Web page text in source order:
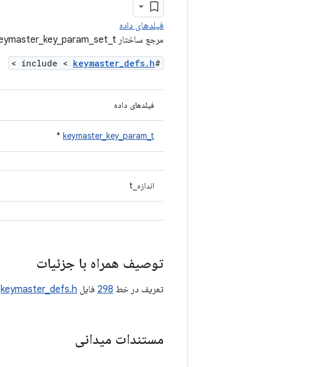
فیلدهای داده
مرجع ساختار keymaster_key_param_set_t
#include <
keymaster_defs.h
>
فیلدهای داده
keymaster_key_param_t
*
اندازه_t
توصیف همراه با جزئیات
تعریف در خط 298 فایل keymaster_defs.h
مستندات میدانی